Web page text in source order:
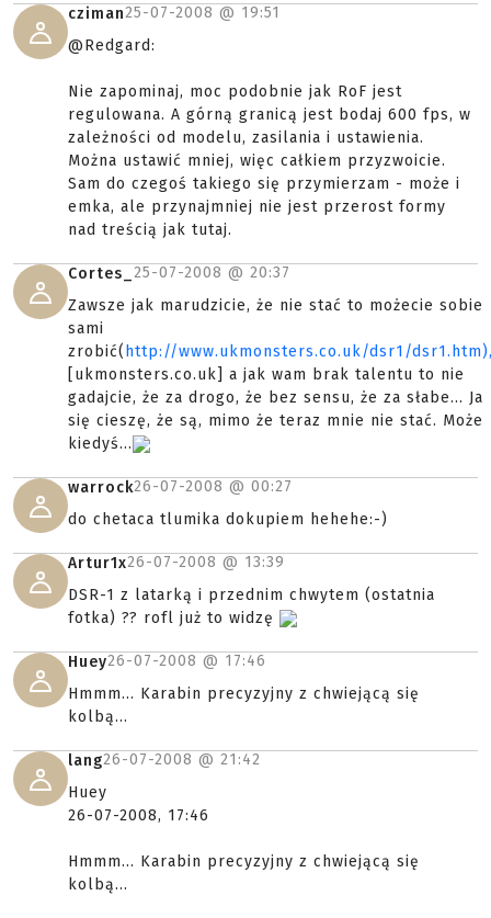
cziman25-07-2008 @ 19:51
@Redgard:
Nie zapominaj, moc podobnie jak RoF jest
regulowana. A górną granicą jest bodaj 600 fps, w
zależności od modelu, zasilania i ustawienia.
Można ustawić mniej, więc całkiem przyzwoicie.
Sam do czegoś takiego się przymierzam - może i
emka, ale przynajmniej nie jest przerost formy
nad treścią jak tutaj.
Cortes_ 25-07-2008 @ 20:37
Zawsze jak marudzicie, że nie stać to możecie sobie
sami
zrobić( http://www.ukmonsters.co.uk/dsr1/
[ukmonsters.co.uk] a jak wam brak talentu to nie
gadajcie, że za drogo, że bez sensu, że za słabe... Ja
się cieszę, że są, mimo że teraz mnie nie stać. Może
kiedyś...
warrock26-07-2008 @ 00:27
do chetaca tlumika dokupiem hehehe:-)
Artur1x26-07-2008 @ 13:39
DSR-1 z latarką i przednim chwytem (ostatnia
fotka) ?? rofl już to widzę
Huey26-07-2008 @ 17:46
Hmmm... Karabin precyzyjny z chwiejącą się
kolbą...
lang26-07-2008 @ 21:42
Huey
26-07-2008, 17:46
Hmmm... Karabin precyzyjny z chwiejącą się
kolbą...